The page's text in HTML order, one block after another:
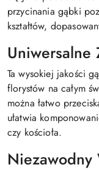
przycinania gąbki
kształtów,
Uniwersalne
Ta wysokiej jakości
florystów na całym
można łatwo
ułatwia
czy kościoła.
Niezawodny